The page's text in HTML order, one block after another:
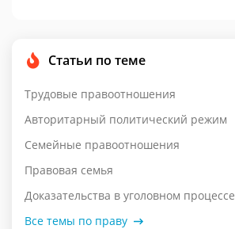
Статьи по теме
Трудовые правоотношения
Авторитарный политический режим
Семейные правоотношения
Правовая семья
Доказательства в уголовном процессе
Все темы по праву